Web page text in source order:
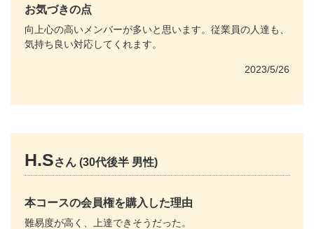
お気づきの点
向上心の高いメンバーが多いと思います。従業員の人達も、
気持ち良い対応してくれます。
2023/5/26
H.Sさん (30代後半 男性)
本コースの会員権を購入した理由
難易度が高く、上達できそうだった。